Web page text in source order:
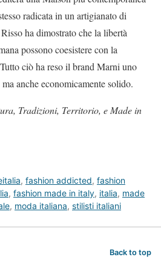
radicata in un artigianato di
ha dimostrato che la libertà
possono coesistere con la
ciò ha reso il brand Marni uno
anche economicamente solido.
Tradizioni, Territorio, e Made in
, fashion addicted, fashion
, fashion made in italy, italia, made
, moda italiana, stilisti italiani
Back to top